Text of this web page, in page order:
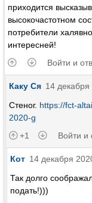
приходится
высокочастотном
потребители
интересней!
Войти и
Каку Ся 14 декабря
Стеног. https://fct-
2020-g
+1
Войти и
Кот 14 декабря
Так долго
подать!)))